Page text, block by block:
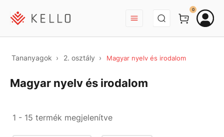
BEJELENTKEZÉS
0
Tananyagok 2. osztály Magyar nyelv és irodalom
Magyar nyelv és irodalom
1 - 15 termék megjelenítve